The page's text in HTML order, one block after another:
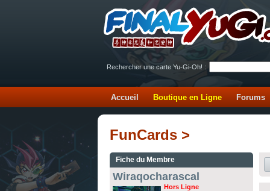
Rechercher une carte Yu-Gi-Oh! :
Accueil Boutique en Ligne Forums
FunCards >
Fiche du Membre
Wiraqocharascal
Hors Ligne